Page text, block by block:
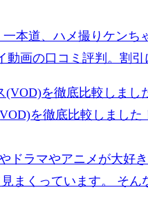
本道、ハメ撮りケン
画の口コミ評判。割
を徹底比較しました
ドラマやアニメが大好
まくっています。 そ